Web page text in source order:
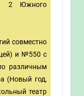
2 Южного
совместно
и №550 с
различным
(Новый год,
театр